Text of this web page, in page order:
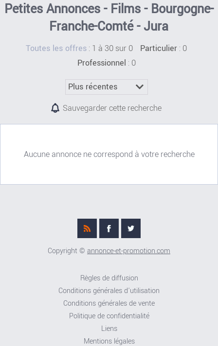
Petites Annonces - Films - Bourgogne-
Franche-Comté - Jura
Toutes les offres : 1 à 30 sur 0 Particulier : 0
Professionnel : 0
Sauvegarder cette recherche
Aucune annonce ne correspond à votre recherche
Copyright © annonce-et-promotion.com
Règles de diffusion
Conditions générales d'utilisation
Conditions générales de vente
Politique de confidentialité
Liens
Mentions légales